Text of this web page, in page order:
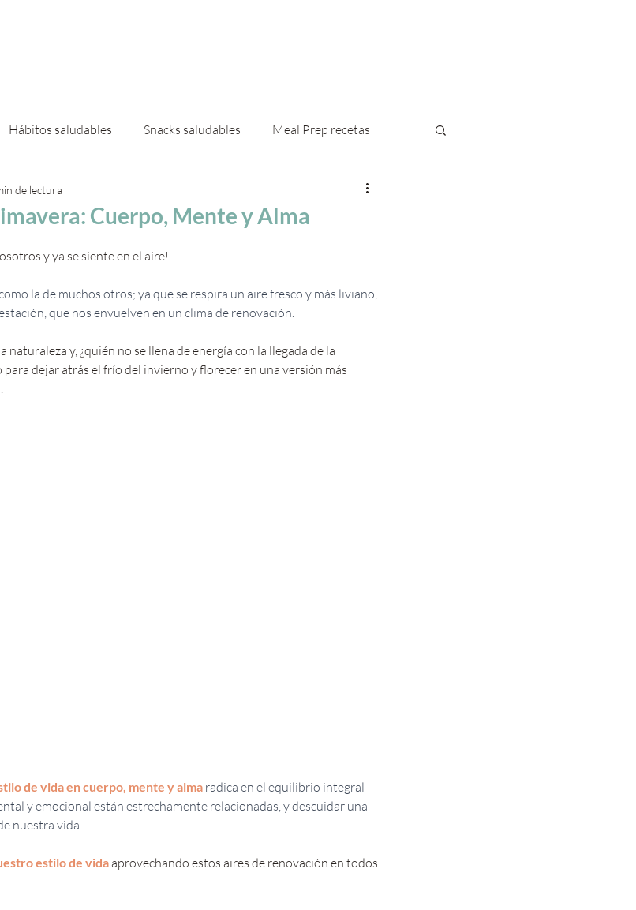
Hábitos saludables Snacks saludables Meal Prep recetas
Granola
Cuerpo, Mente y Alma
de lectura
y ya se siente en el aire!
la de muchos otros; ya que se respira un aire fresco y más liviano,
que nos envuelven en un clima de renovación.
y, ¿quién no se llena de energía con la llegada de la
para dejar atrás el frío del invierno y florecer en una versión más
de vida en cuerpo, mente y alma radica en el equilibrio integral
y emocional están estrechamente relacionadas, y descuidar una
nuestra vida.
estilo de vida aprovechando estos aires de renovación en todos